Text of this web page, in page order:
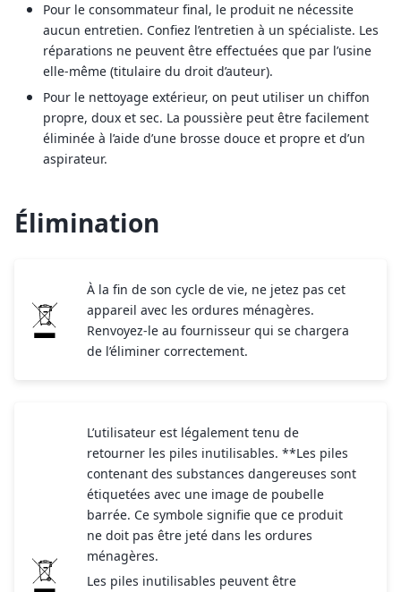
Pour le consommateur final, le produit ne nécessite
aucun entretien. Confiez l’entretien à un spécialiste. Les
réparations ne peuvent être effectuées que par l’usine
elle-même (titulaire du droit d’auteur).
Pour le nettoyage extérieur, on peut utiliser un chiffon
propre, doux et sec. La poussière peut être facilement
éliminée à l’aide d’une brosse douce et propre et d’un
aspirateur.
Élimination
À la fin de son cycle de vie, ne jetez pas cet
appareil avec les ordures ménagères.
Renvoyez-le au fournisseur qui se chargera
de l’éliminer correctement.
L’utilisateur est légalement tenu de
retourner les piles inutilisables. **Les piles
contenant des substances dangereuses sont
étiquetées avec une image de poubelle
barrée. Ce symbole signifie que ce produit
ne doit pas être jeté dans les ordures
ménagères.
Les piles inutilisables peuvent être